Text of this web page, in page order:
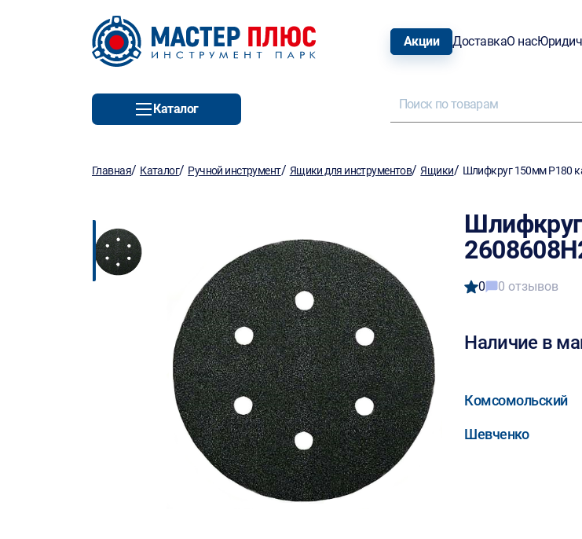
Акции ДоставкаО нас
Каталог
Главная/ Каталог/ Ручной инструмент/ Ящики для инструментов/Ящики/ Шлифкруг 150мм P180
0 0 отзывов
Наличие в
Комсомольский
Шевченко